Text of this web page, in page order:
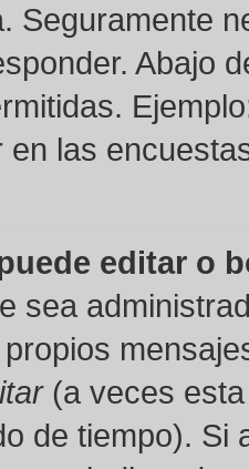
Seguramente
Abajo
en las
editar o
sea
(a veces esta
de tiempo). Si